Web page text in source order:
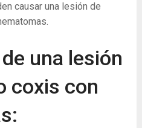
causar una lesión de
una lesión
coxis con